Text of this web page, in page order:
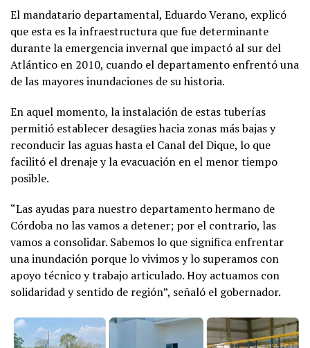
El mandatario departamental, Eduardo Verano, explicó
que esta es la infraestructura que fue determinante
durante la emergencia invernal que impactó al sur del
Atlántico en 2010, cuando el departamento enfrentó una
de las mayores inundaciones de su historia.
En aquel momento, la instalación de estas tuberías
permitió establecer desagües hacia zonas más bajas y
reconducir las aguas hasta el Canal del Dique, lo que
facilitó el drenaje y la evacuación en el menor tiempo
posible.
“Las ayudas para nuestro departamento hermano de
Córdoba no las vamos a detener; por el contrario, las
vamos a consolidar. Sabemos lo que significa enfrentar
una inundación porque lo vivimos y lo superamos con
apoyo técnico y trabajo articulado. Hoy actuamos con
solidaridad y sentido de región”, señaló el gobernador.